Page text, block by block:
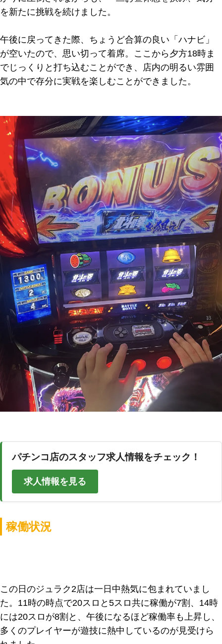
を新たに挑戦を続けました。
午後に戻ってきた際、ちょうど合算の良い「ハナビ」
が空いたので、思い切って着席。ここから夕方18時ま
でじっくりと打ち込むことができ、店内の明るい雰囲
気の中で存分に実戦を楽しむことができました。
パチンコ店のスタッフ求人情報をチェック！
求人情報を見る
稼働状況
この日のジュラク2店は一日中熱気に包まれていまし
た。11時の時点で20スロと5スロ共に稼働が7割、14時
には20スロが8割と、午後になるほど稼働率も上昇し、
多くのプレイヤーが遊技に熱中しているのが見受けら